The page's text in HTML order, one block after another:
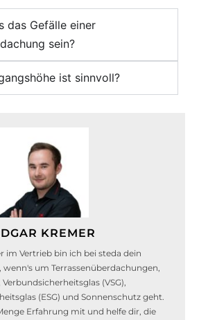
das Gefälle einer
sein?
ist sinnvoll?
KREMER
im Vertrieb bin ich bei steda dein
um Terrassenüberdachungen,
(VSG),
(ESG) und Sonnenschutz geht.
Erfahrung mit und helfe dir, die